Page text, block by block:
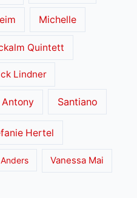
Michelle
Quintett
Lindner
Antony Santiano
Hertel
Vanessa Mai